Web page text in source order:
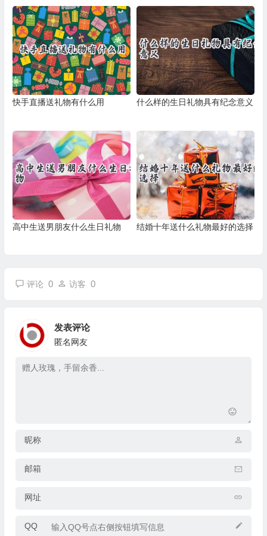
快手直播送礼物有什么用 什么样的生日礼物具有纪念意义
高中生送男朋友什么生日礼物 结婚十年送什么礼物最好的选择
评论 0 访客 0
发表评论
匿名网友
昵称
邮箱
网址
QQ